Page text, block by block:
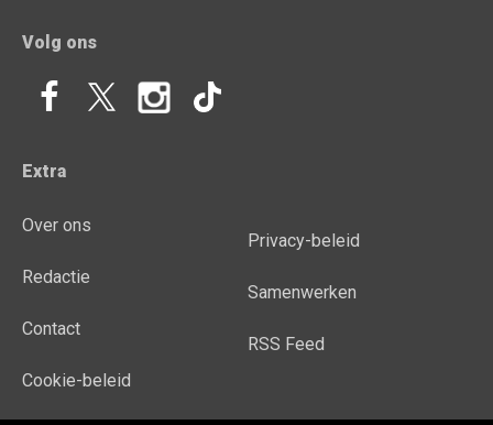
Volg ons
Extra
Over ons
Redactie
Contact
Cookie-beleid
Privacy-beleid
Samenwerken
RSS Feed